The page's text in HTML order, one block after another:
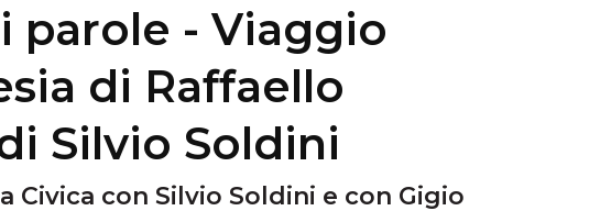
parole - Viaggio
di Raffaello
Silvio Soldini
Civica con Silvio Soldini e con Gigio